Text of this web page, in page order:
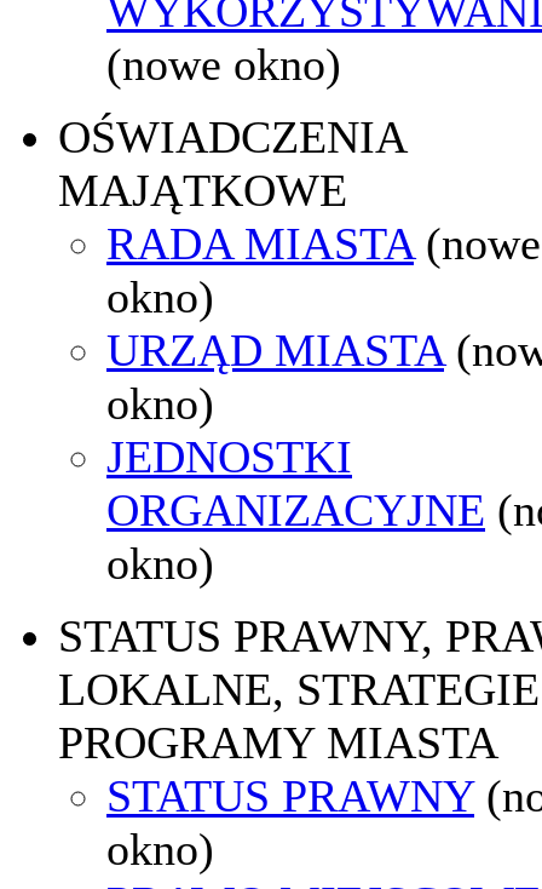
(nowe okno)
OŚWIADCZENIA
MAJĄTKOWE
RADA MIASTA (nowe
okno)
URZĄD MIASTA
okno)
JEDNOSTKI
ORGANIZACYJNE
okno)
STATUS PRAWNY,
LOKALNE,
PROGRAMY MIASTA
STATUS PRAWNY
okno)